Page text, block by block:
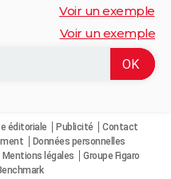
Voir un exemple
Voir un exemple
éditoriale Publicité
Contact
Données personnelles
Mentions légales
Groupe Figaro